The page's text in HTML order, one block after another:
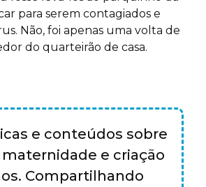
para serem contagiados e
Não, foi apenas uma volta de
do quarteirão de casa.
e conteúdos sobre
maternidade e criação
Compartilhando